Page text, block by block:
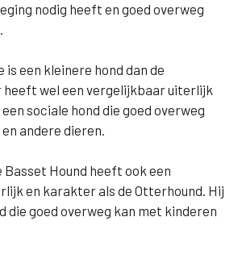
nodig heeft en goed overweg
is een kleinere hond dan de
heeft wel een vergelijkbaar uiterlijk
sociale hond die goed overweg
andere dieren.
Basset Hound heeft ook een
en karakter als de Otterhound. Hij
die goed overweg kan met kinderen